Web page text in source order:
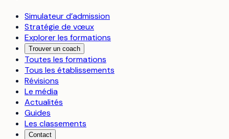
Simulateur d’admission
Stratégie de vœux
Explorer les formations
Trouver un coach
Toutes les formations
Tous les établissements
Révisions
Le média
Actualités
Guides
Les classements
Contact